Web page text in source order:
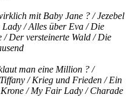
mit Baby Jane ? / Jezebel
Lady / Alles über Eva / Die
/ Der versteinerte Wald / Die
man eine Million ? /
/ Krieg und Frieden / Ein
/ My Fair Lady / Charade